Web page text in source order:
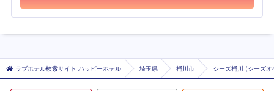
ラブホテル検索サイト ハッピーホテル 埼玉県 桶川市 シーズ桶川 (シーズオ